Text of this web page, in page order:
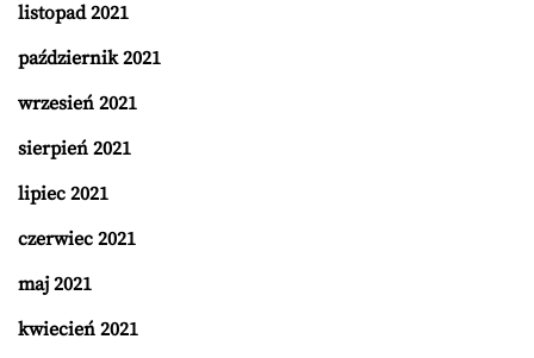
listopad 2021
październik 2021
wrzesień 2021
sierpień 2021
lipiec 2021
czerwiec 2021
maj 2021
kwiecień 2021